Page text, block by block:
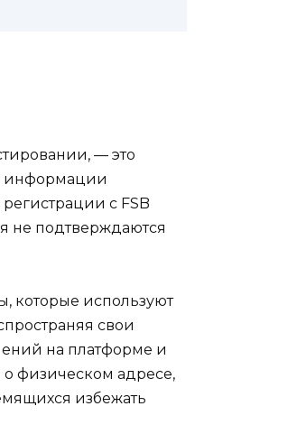
— это
информации
с FSB
не подтверждаются
которые используют
свои
на платформе и
о физическом адресе,
избежать